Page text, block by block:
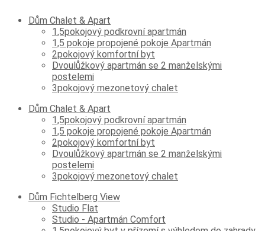
Dům Chalet & Apart
1,5pokojový podkrovní apartmán
1,5 pokoje propojené pokoje Apartmán
2pokojový komfortní byt
Dvoulůžkový apartmán se 2 manželskými
postelemi
3pokojový mezonetový chalet
Dům Chalet & Apart
1,5pokojový podkrovní apartmán
1,5 pokoje propojené pokoje Apartmán
2pokojový komfortní byt
Dvoulůžkový apartmán se 2 manželskými
postelemi
3pokojový mezonetový chalet
Dům Fichtelberg View
Studio Flat
Studio - Apartmán Comfort